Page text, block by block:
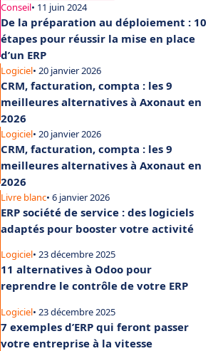
Conseil• 11 juin 2024
De la préparation au déploiement : 10
étapes pour réussir la mise en place
d’un ERP
Logiciel• 20 janvier 2026
CRM, facturation, compta : les 9
meilleures alternatives à Axonaut en
2026
Logiciel• 20 janvier 2026
CRM, facturation, compta : les 9
meilleures alternatives à Axonaut en
2026
Livre blanc• 6 janvier 2026
ERP société de service : des logiciels
adaptés pour booster votre activité
Logiciel• 23 décembre 2025
11 alternatives à Odoo pour
reprendre le contrôle de votre ERP
Logiciel• 23 décembre 2025
7 exemples d’ERP qui feront passer
votre entreprise à la vitesse